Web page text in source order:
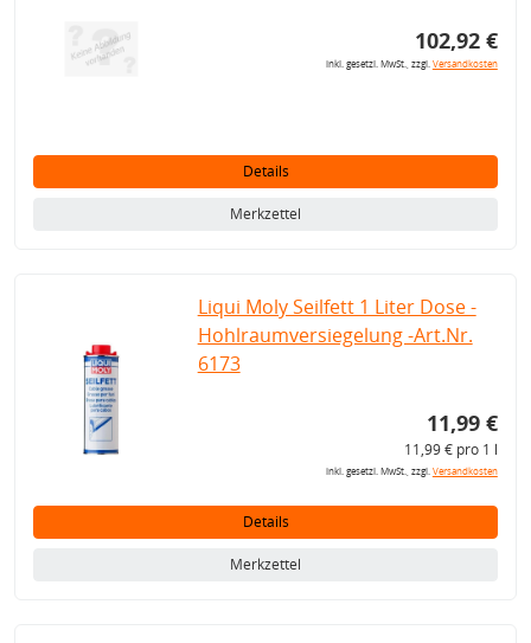
102,92 €
inkl. gesetzl. MwSt., zzgl.Versandkosten
Details
Merkzettel
Liqui Moly Seilfett 1 Liter Dose -
Hohlraumversiegelung -Art.Nr.
6173
11,99 €
11,99 € pro 1 l
inkl. gesetzl. MwSt., zzgl.Versandkosten
Details
Merkzettel